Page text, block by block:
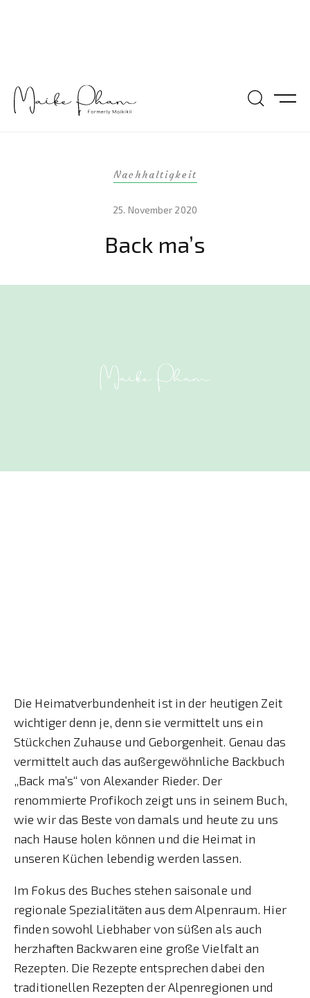
Nachhaltigkeit
25. November 2020
Back ma’s
Die Heimatverbundenheit ist in der heutigen Zeit
wichtiger denn je, denn sie vermittelt uns ein
Stückchen Zuhause und Geborgenheit. Genau das
vermittelt auch das außergewöhnliche Backbuch
„Back ma’s“ von Alexander Rieder. Der
renommierte Profikoch zeigt uns in seinem Buch,
wie wir das Beste von damals und heute zu uns
nach Hause holen können und die Heimat in
unseren Küchen lebendig werden lassen.
Im Fokus des Buches stehen saisonale und
regionale Spezialitäten aus dem Alpenraum. Hier
finden sowohl Liebhaber von süßen als auch
herzhaften Backwaren eine große Vielfalt an
Rezepten. Die Rezepte entsprechen dabei den
traditionellen Rezepten der Alpenregionen und